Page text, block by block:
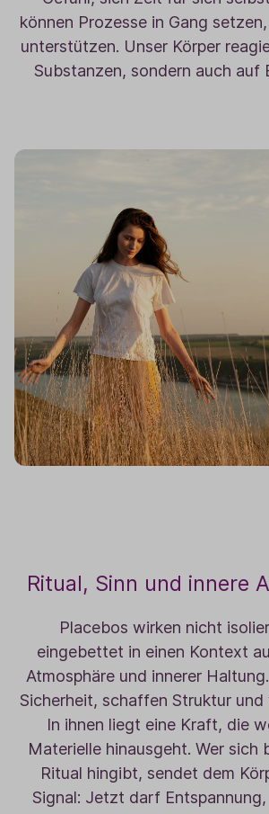
können Prozesse in Gang
unterstützen. Unser Körper
Substanzen, sondern auch auf
Ritual, Sinn und innere
Placebos wirken nicht
eingebettet in einen Kontext
Atmosphäre und innerer
Sicherheit, schaffen Struktur und
In ihnen liegt eine Kraft, die
Materielle hinausgeht. Wer sich
Ritual hingibt, sendet dem
Signal: Jetzt darf